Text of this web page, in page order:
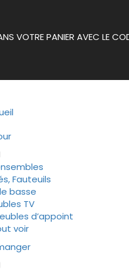
VOTRE PANIER AVEC LE
Fauteuils
basse
TV
d’appoint
voir